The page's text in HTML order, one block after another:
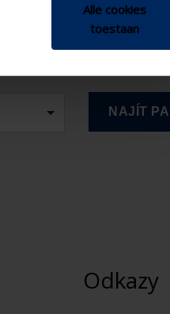
Alle cookies
toestaan
Odkazy